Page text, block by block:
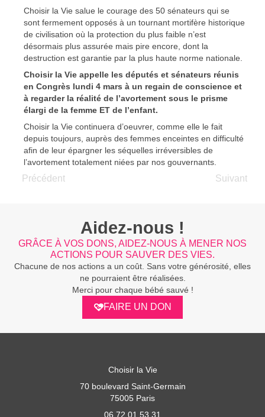
Choisir la Vie salue le courage des 50 sénateurs qui se
sont fermement opposés à un tournant mortifère historique
de civilisation où la protection du plus faible n’est
désormais plus assurée mais pire encore, dont la
destruction est garantie par la plus haute norme nationale.
Choisir la Vie appelle les députés et sénateurs réunis
en Congrès lundi 4 mars à un regain de conscience et
à regarder la réalité de l’avortement sous le prisme
élargi de la femme ET de l’enfant.
Choisir la Vie continuera d’oeuvrer, comme elle le fait
depuis toujours, auprès des femmes enceintes en difficulté
afin de leur épargner les séquelles irréversibles de
l’avortement totalement niées par nos gouvernants.
Précédent Suivant
Aidez-nous !
GRÂCE À VOS DONS, AIDEZ-NOUS À MENER NOS
ACTIONS POUR SAUVER DES VIES.
Chacune de nos actions a un coût. Sans votre générosité, elles
ne pourraient être réalisées.
Merci pour chaque bébé sauvé !
FAIRE UN DON
Choisir la Vie
70 boulevard Saint-Germain
75005 Paris
06 72 01 53 31